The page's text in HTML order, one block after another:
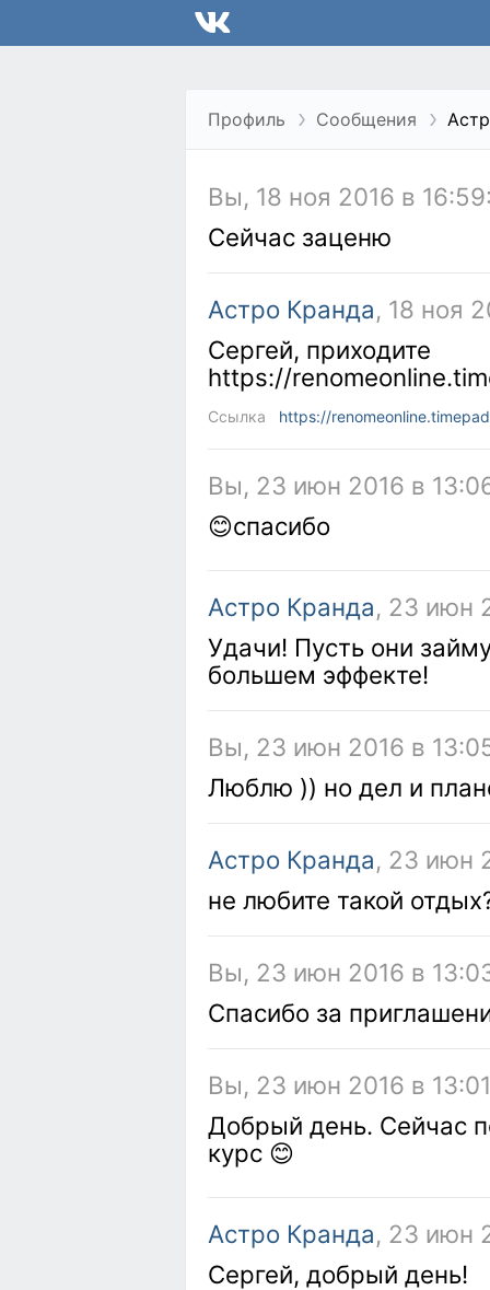
Профиль Сообщения
Вы, 18 ноя 2016 в
Сейчас заценю
Астро Кранда, 18 ноя
Сергей, приходите
https://
Ссылка https://
Вы, 23 июн 2016 в
😊спасибо
Астро Кранда, 23 июн
Удачи! Пусть они
большем эффекте!
Вы, 23 июн 2016 в
Люблю )) но дел и
Астро Кранда, 23 июн
не любите такой
Вы, 23 июн 2016 в
Спасибо за
Вы, 23 июн 2016 в
Добрый день. Сейчас
курс 😊
Астро Кранда, 23 июн
Сергей, добрый день!